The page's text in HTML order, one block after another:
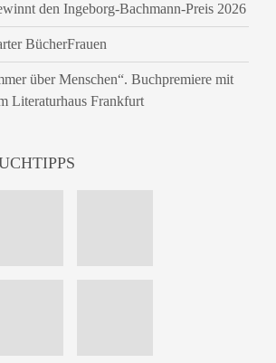
den Ingeborg-Bachmann-Preis 2026
BücherFrauen
über Menschen“. Buchpremiere mit
Literaturhaus Frankfurt